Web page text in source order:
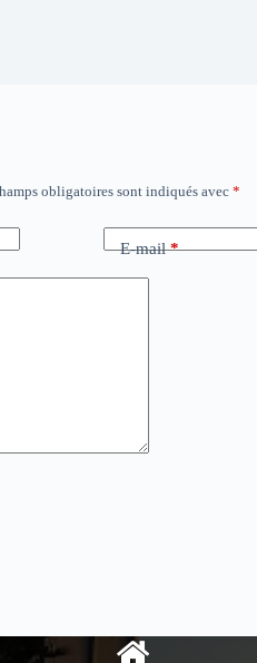
obligatoires sont indiqués avec *
E-mail*